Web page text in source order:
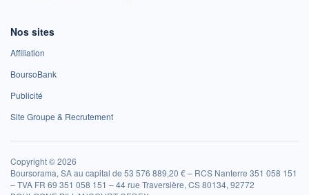
Nos sites
Affiliation
BoursoBank
Publicité
Site Groupe & Recrutement
Copyright © 2026
Boursorama, SA au capital de 53 576 889,20 € – RCS Nanterre 351 058 151
– TVA FR 69 351 058 151 – 44 rue Traversière, CS 80134, 92772